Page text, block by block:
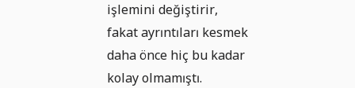
işlemini değiştirir,
fakat ayrıntıları kesmek
daha önce hiç bu kadar
kolay olmamıştı.